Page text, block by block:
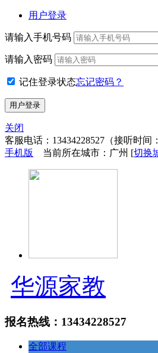
用户登录
请输入手机号码
请输入密码
记住登录状态忘记密码？
关闭
客服电话： 13434228527 （接听时间
手机版
当前所在城市：广州 [切换
华源家教
报名热线：13434228527
全部课程